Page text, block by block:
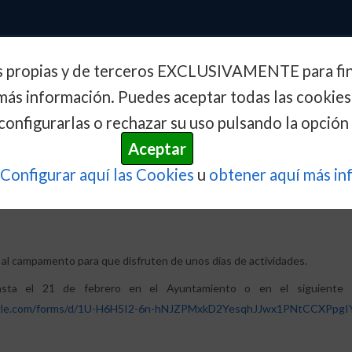
y de terceros EXCLUSIVAMENTE para
información. Puedes aceptar todas las
o rechazar su uso pulsando la opción
Aceptar
Configurar aquí las Cookies u obtener aquí más
Inicio Actualidad Conoce
28 FEBRERO...
28 FEBRERO Y 03 DE
campamento para que disfruten de unos días de actividades.
el 21 de febrero en el Ayuntamiento o en el siguiente
forms/d/1U-H6H5I2-6n-